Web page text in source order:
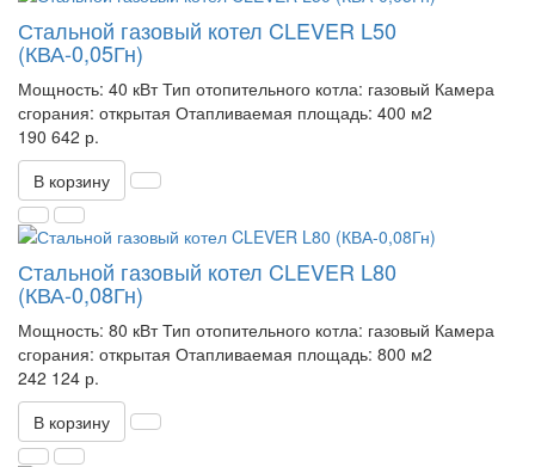
Стальной газовый котел CLEVER L50
(КВА-0,05Гн)
Мощность: 40 кВт Тип отопительного котла: газовый Камера
сгорания: открытая Отапливаемая площадь: 400 м2
190 642 р.
В корзину
Стальной газовый котел CLEVER L80
(КВА-0,08Гн)
Мощность: 80 кВт Тип отопительного котла: газовый Камера
сгорания: открытая Отапливаемая площадь: 800 м2
242 124 р.
В корзину